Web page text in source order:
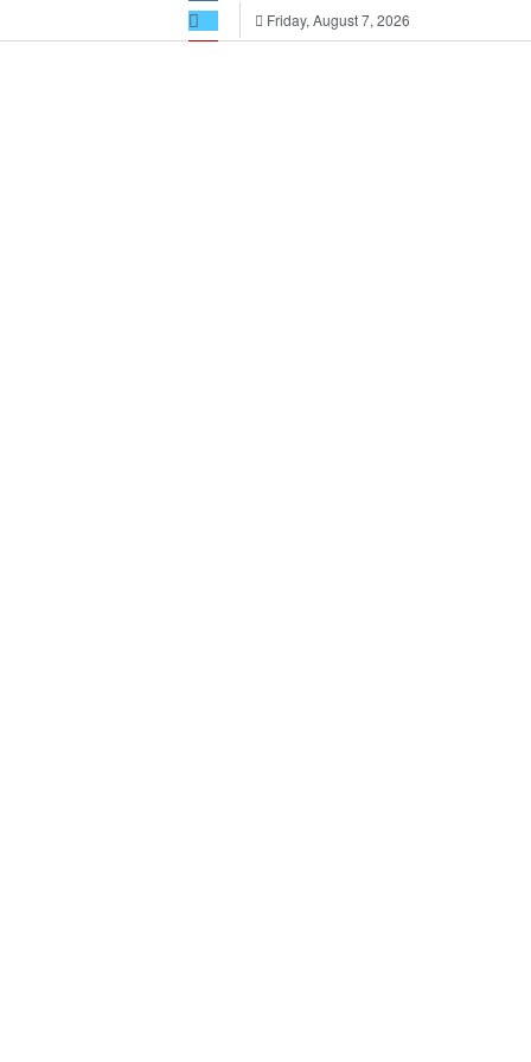
Friday, August 7, 2026